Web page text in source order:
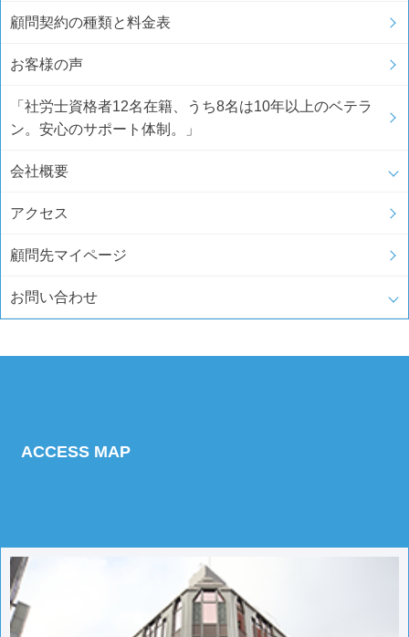
顧問契約の種類と料金表
お客様の声
「社労士資格者12名在籍、うち8名は10年以上のベテラ
ン。安心のサポート体制。」
会社概要
アクセス
顧問先マイページ
お問い合わせ
ACCESS MAP